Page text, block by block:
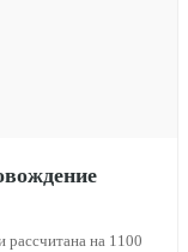
рассчитана на 1100